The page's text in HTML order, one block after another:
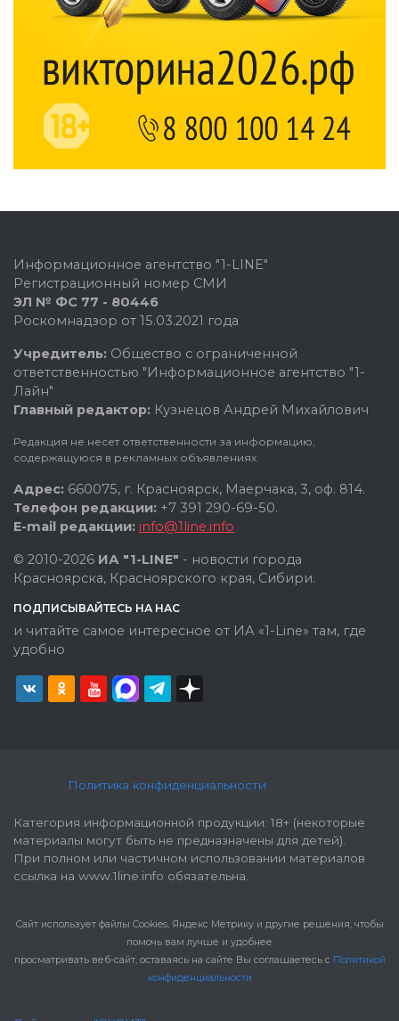
Информационное агентство "1-LINE"
Регистрационный номер СМИ
ЭЛ № ФС 77 - 80446
Роскомнадзор от 15.03.2021 года
Учредитель: Общество с ограниченной
ответственностью "Информационное агентство "1-
Лайн"
Главный редактор: Кузнецов Андрей Михайлович
Редакция не несет ответственности за информацию,
содержащуюся в рекламных объявлениях.
Адрес: 660075, г. Красноярск, Маерчака, 3, оф. 814.
Телефон редакции: +7 391 290-69-50.
E-mail редакции: info@1line.info
© 2010-2026 ИА "1-LINE" - новости города
Красноярска, Красноярского края, Сибири.
ПОДПИСЫВАЙТЕСЬ НА НАС
и читайте самое интересное от ИА «1-Line» там, где
удобно
Политика конфиденциальности
Категория информационной продукции: 18+ (некоторые
материалы могут быть не предназначены для детей).
При полном или частичном использовании материалов
ссылка на www.1line.info обязательна.
Cайт использует файлы Cookies, Яндекс Метрику и другие решения, чтобы
помочь вам лучше и удобнее
просматривать веб-сайт, оставаясь на сайте Вы соглашаетесь с Политикой
конфиденциальности